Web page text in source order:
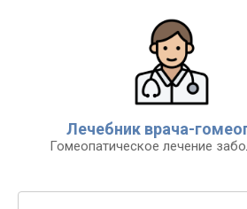
Лечебник врача-
Гомеопатическое лечение
Поиск: